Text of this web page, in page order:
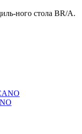
ного стола BR/A.